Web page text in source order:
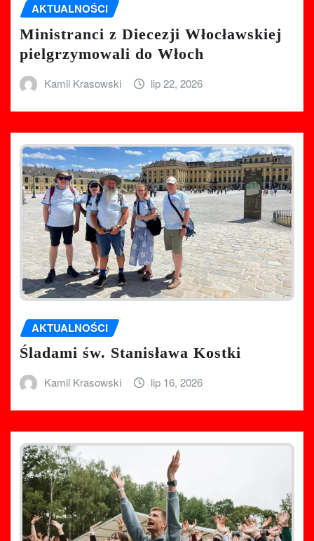
AKTUALNOŚCI
Ministranci z Diecezji Włocławskiej
pielgrzymowali do Włoch
Kamil Krasowski lip 22, 2026
AKTUALNOŚCI
Śladami św. Stanisława Kostki
Kamil Krasowski lip 16, 2026